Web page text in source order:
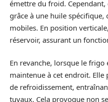
émettre du froid.
grâce à une huile spécifique,
mobiles. En position
réservoir, assurant un
En revanche, lorsque le frigo
maintenue à cet endroit.
de refroidissement,
tuyaux. Cela provoque non